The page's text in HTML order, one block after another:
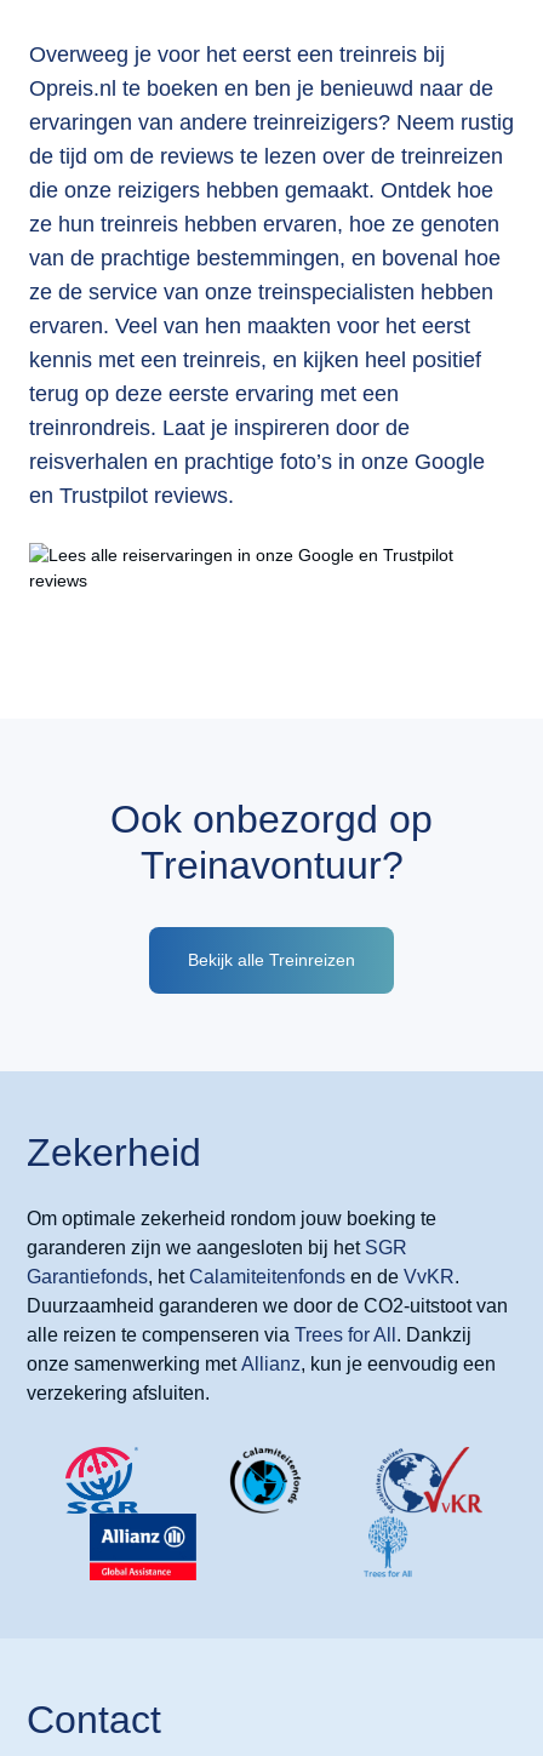
Overweeg je voor het eerst een treinreis bij
Opreis.nl te boeken en ben je benieuwd naar de
ervaringen van andere treinreizigers? Neem rustig
de tijd om de reviews te lezen over de treinreizen
die onze reizigers hebben gemaakt. Ontdek hoe
ze hun treinreis hebben ervaren, hoe ze genoten
van de prachtige bestemmingen, en bovenal hoe
ze de service van onze treinspecialisten hebben
ervaren. Veel van hen maakten voor het eerst
kennis met een treinreis, en kijken heel positief
terug op deze eerste ervaring met een
treinrondreis. Laat je inspireren door de
reisverhalen en prachtige foto’s in onze Google
en Trustpilot reviews.
Ook onbezorgd op
Treinavontuur?
Bekijk alle Treinreizen
Zekerheid
Om optimale zekerheid rondom jouw boeking te
garanderen zijn we aangesloten bij het SGR
Garantiefonds, hetCalamiteitenfondsen de VvKR.
Duurzaamheid garanderen we door de CO2-uitstoot van
alle reizen te compenseren via Trees for All . Dankzij
onze samenwerking metAllianz, kun je eenvoudig een
verzekering afsluiten.
Contact